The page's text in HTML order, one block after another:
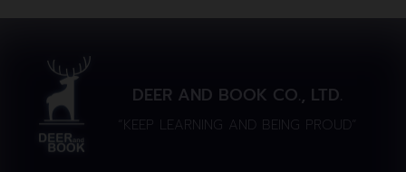
DEER AND BOOK CO., LTD.
“KEEP LEARNING AND BEING PROUD”